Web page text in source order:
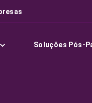
Soluções Pós-